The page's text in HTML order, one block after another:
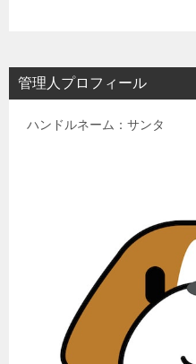
管理人プロフィール
ハンドルネーム：サンタ